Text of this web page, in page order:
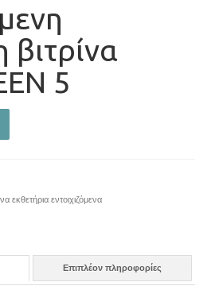
5
εκθετήρια εντοιχιζόμενα
Επιπλέον πληροφορίες